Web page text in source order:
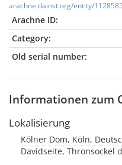
arachne.dainst.org/entity/1128585
Arachne ID:
Category:
Old serial number:
Informationen zum
Lokalisierung
Kölner Dom, Köln,
Davidseite, Thronsockel